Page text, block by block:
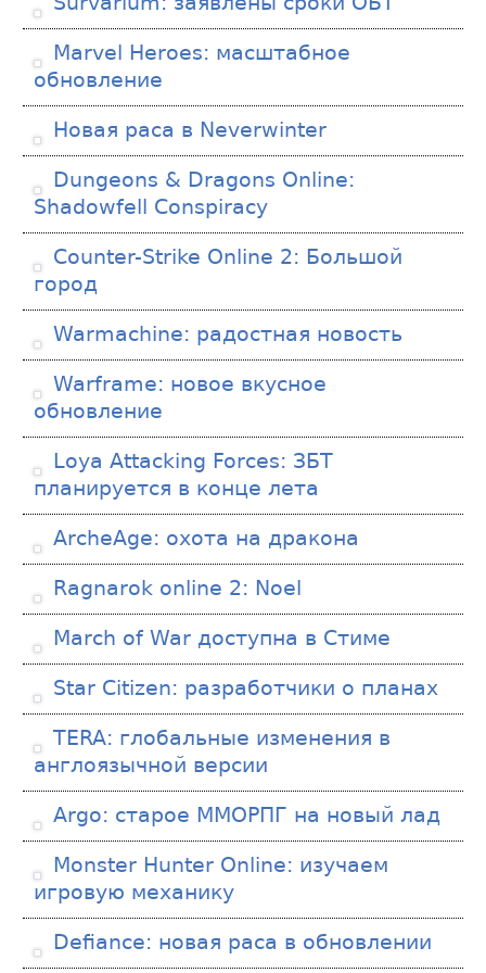
Marvel Heroes: масштабное
обновление
Новая раса в Neverwinter
Dungeons & Dragons Online:
Shadowfell Conspiracy
Counter-Strike Online 2: Большой
город
Warmachine: радостная новость
Warframe: новое вкусное
обновление
Loya Attacking Forces: ЗБТ
планируется в конце лета
ArcheAge: охота на дракона
Ragnarok online 2: Noel
March of War доступна в Стиме
Star Citizen: разработчики о планах
TERA: глобальные изменения в
англоязычной версии
Argo: старое ММОРПГ на новый лад
Monster Hunter Online: изучаем
игровую механику
Defiance: новая раса в обновлении